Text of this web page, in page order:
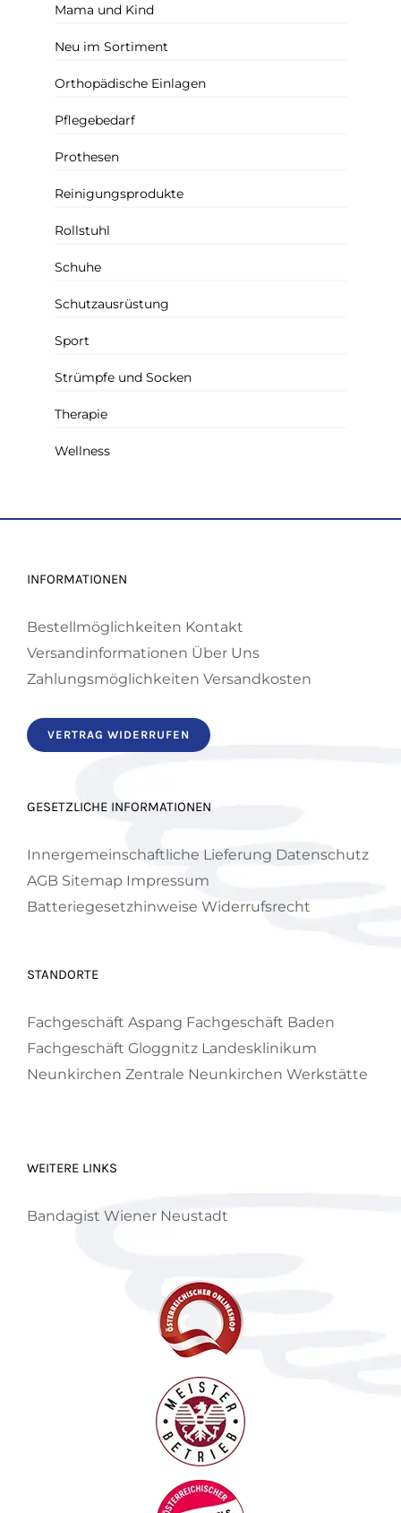
Mama und Kind
Neu im Sortiment
Orthopädische Einlagen
Pflegebedarf
Prothesen
Reinigungsprodukte
Rollstuhl
Schuhe
Schutzausrüstung
Sport
Strümpfe und Socken
Therapie
Wellness
INFORMATIONEN
Bestellmöglichkeiten Kontakt
Versandinformationen Über Uns
Zahlungsmöglichkeiten Versandkosten
VERTRAG WIDERRUFEN
GESETZLICHE INFORMATIONEN
Innergemeinschaftliche Lieferung Datenschutz
AGB Sitemap Impressum
Batteriegesetzhinweise Widerrufsrecht
STANDORTE
Fachgeschäft Aspang Fachgeschäft Baden
Fachgeschäft Gloggnitz Landesklinikum
Neunkirchen Zentrale Neunkirchen Werkstätte
WEITERE LINKS
Bandagist Wiener Neustadt